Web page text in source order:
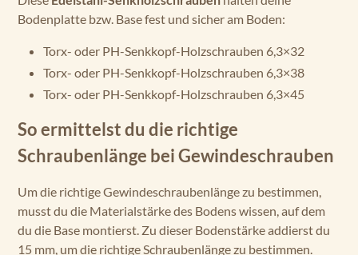
Torx- oder PH-Senkkopf-Holzschrauben 6,3×32
Torx- oder PH-Senkkopf-Holzschrauben 6,3×45
So ermittelst du die richtige
Schraubenlänge bei Gewindeschrauben
Um die richtige Gewindeschraubenlänge zu bestimmen,
du die Base montierst. Zu dieser Bodenstärke addierst du
15 mm, um die richtige Schraubenlänge zu bestimmen.
Die 15 mm setzen sich wie folgt zusammen: 5 mm